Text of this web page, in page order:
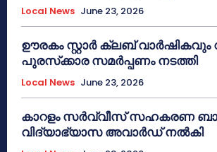
Local News June 23, 2026
ഊരകം സ്റ്റാർ ക്ലബ് വാർഷികവും
പുരസ്‌ക്കാര സമർപ്പണം നടത്തി
Local News June 23, 2026
കാറളം സർവ്വീസ് സഹകരണ
വിദ്യാഭ്യാസ അവാർഡ് നൽകി